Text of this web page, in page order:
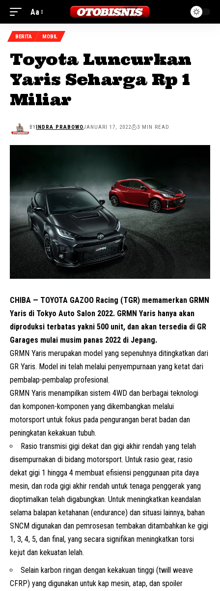
Aa
BERITA MOBIL
Toyota Luncurkan
Yaris Seharga Rp 1
Miliar
BYINDRA PRABOWOJANUARI 17, 2022 3 MIN READ
CHIBA — TOYOTA GAZOO Racing (TGR) memamerkan GRMN
Yaris di Tokyo Auto Salon 2022. GRMN Yaris hanya akan
diproduksi terbatas yakni 500 unit, dan akan tersedia di GR
Garages mulai musim panas 2022 di Jepang.
GRMN Yaris merupakan model yang sepenuhnya ditingkatkan dari
GR Yaris. Model ini telah melalui penyempurnaan yang ketat dari
pembalap-pembalap profesional.
GRMN Yaris menampilkan sistem 4WD dan berbagai teknologi
dan komponen-komponen yang dikembangkan melalui
motorsport untuk fokus pada pengurangan berat badan dan
peningkatan kekakuan tubuh.
Rasio transmisi gigi dekat dan gigi akhir rendah yang telah
disempurnakan di bidang motorsport. Untuk rasio gear, rasio
dekat gigi 1 hingga 4 membuat efisiensi penggunaan pita daya
mesin, dan roda gigi akhir rendah untuk tenaga penggerak yang
dioptimalkan telah digabungkan. Untuk meningkatkan keandalan
selama balapan ketahanan (endurance) dan situasi lainnya, bahan
SNCM digunakan dan pemrosesan tembakan ditambahkan ke gigi
1, 3, 4, 5, dan final, yang secara signifikan meningkatkan torsi
kejut dan kekuatan lelah.
Selain karbon ringan dengan kekakuan tinggi (twill weave
CFRP) yang digunakan untuk kap mesin, atap, dan spoiler